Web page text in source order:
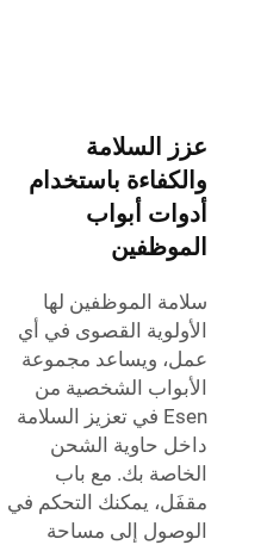
عزز السلامة
والكفاءة باستخدام
أدوات أبواب
الموظفين
سلامة الموظفين لها
الأولوية القصوى في أي
عمل، ويساعد مجموعة
الأبواب الشخصية من
Esen في تعزيز السلامة
داخل حاوية الشحن
الخاصة بك. مع باب
مقفَل، يمكنك التحكم في
الوصول إلى مساحة